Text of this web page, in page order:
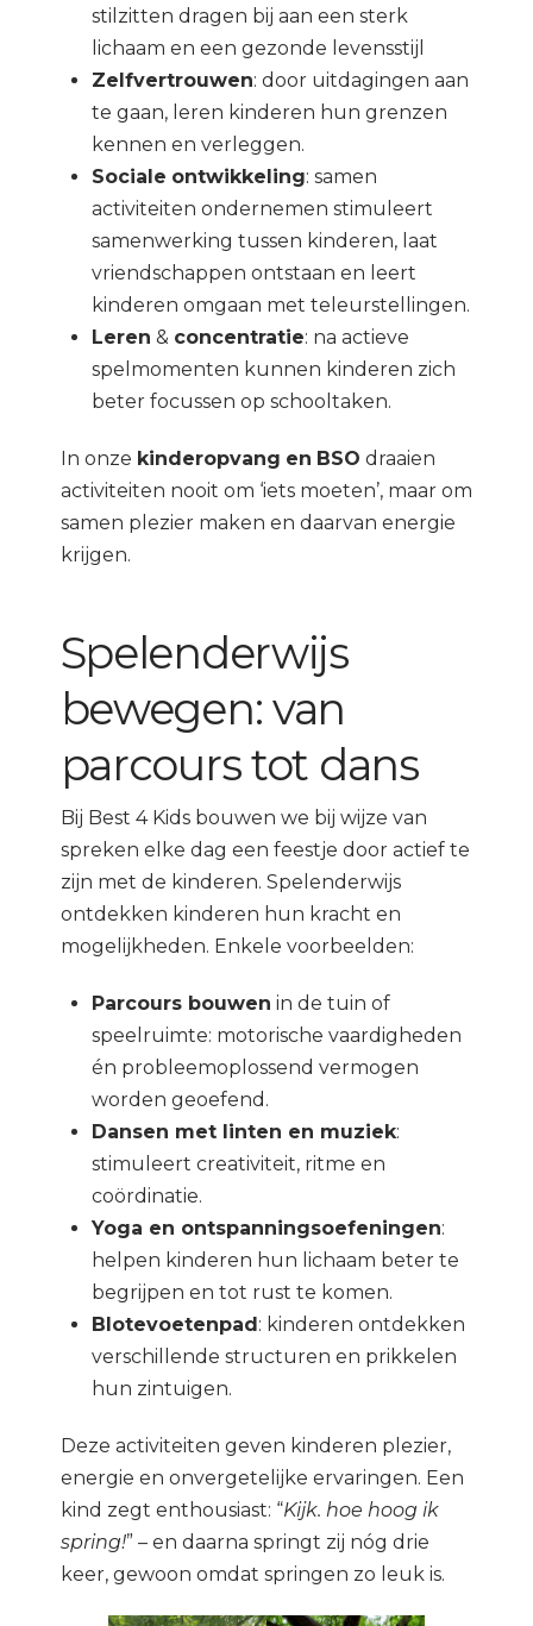
stilzitten dragen bij aan een sterk
lichaam en een gezonde levensstijl
Zelfvertrouwen: door uitdagingen aan
te gaan, leren kinderen hun grenzen
kennen en verleggen.
Sociale ontwikkeling: samen
activiteiten ondernemen stimuleert
samenwerking tussen kinderen, laat
vriendschappen ontstaan en leert
kinderen omgaan met teleurstellingen.
Leren & concentratie: na actieve
spelmomenten kunnen kinderen zich
beter focussen op schooltaken.
In onze kinderopvang en BSO draaien
activiteiten nooit om ‘iets moeten’, maar om
samen plezier maken en daarvan energie
krijgen.
Spelenderwijs
bewegen: van
parcours tot dans
Bij Best 4 Kids bouwen we bij wijze van
spreken elke dag een feestje door actief te
zijn met de kinderen. Spelenderwijs
ontdekken kinderen hun kracht en
mogelijkheden. Enkele voorbeelden:
Parcours bouwen in de tuin of
speelruimte: motorische vaardigheden
én probleemoplossend vermogen
worden geoefend.
Dansen met linten en muziek:
stimuleert creativiteit, ritme en
coördinatie.
Yoga en ontspanningsoefeningen:
helpen kinderen hun lichaam beter te
begrijpen en tot rust te komen.
Blotevoetenpad : kinderen ontdekken
verschillende structuren en prikkelen
hun zintuigen.
Deze activiteiten geven kinderen plezier,
energie en onvergetelijke ervaringen. Een
kind zegt enthousiast: “Kijk. hoe hoog ik
spring!” – en daarna springt zij nóg drie
keer, gewoon omdat springen zo leuk is.